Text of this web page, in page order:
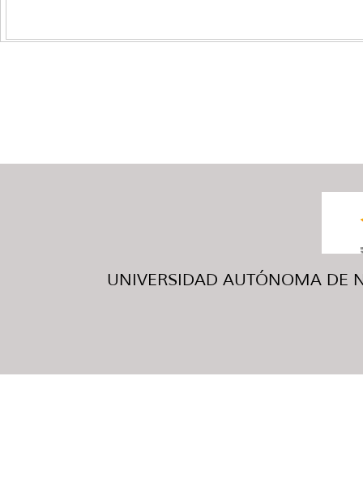
UNIVERSIDAD AUTÓNOMA DE